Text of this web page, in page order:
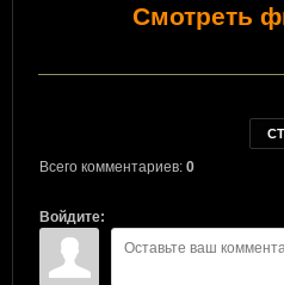
Смотреть
Всего комментариев: 0
Войдите: